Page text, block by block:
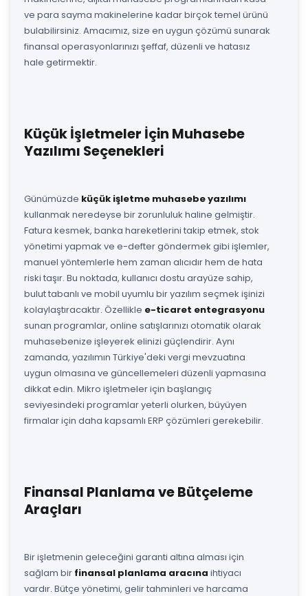
ve para sayma makinelerine kadar birçok temel ürünü
bulabilirsiniz. Amacımız, size en uygun çözümü sunarak
finansal operasyonlarınızı şeffaf, düzenli ve hatasız
hale getirmektir.
Küçük İşletmeler İçin Muhasebe
Yazılımı Seçenekleri
Günümüzde küçük işletme muhasebe yazılımı
kullanmak neredeyse bir zorunluluk haline gelmiştir.
Fatura kesmek, banka hareketlerini takip etmek, stok
yönetimi yapmak ve e-defter göndermek gibi işlemler,
manuel yöntemlerle hem zaman alıcıdır hem de hata
riski taşır. Bu noktada, kullanıcı dostu arayüze sahip,
bulut tabanlı ve mobil uyumlu bir yazılım seçmek işinizi
kolaylaştıracaktır. Özellikle e-ticaret entegrasyonu
sunan programlar, online satışlarınızı otomatik olarak
muhasebenize işleyerek elinizi güçlendirir. Aynı
zamanda, yazılımın Türkiye'deki vergi mevzuatına
uygun olmasına ve güncellemeleri düzenli yapmasına
dikkat edin. Mikro işletmeler için başlangıç
seviyesindeki programlar yeterli olurken, büyüyen
firmalar için daha kapsamlı ERP çözümleri gerekebilir.
Finansal Planlama ve Bütçeleme
Araçları
Bir işletmenin geleceğini garanti altına alması için
sağlam bir finansal planlama aracına ihtiyacı
vardır. Bütçe yönetimi, gelir tahminleri ve harcama